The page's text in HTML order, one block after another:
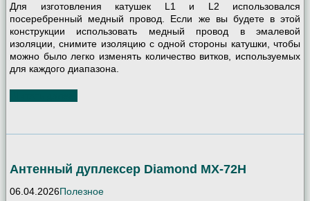
Для изготовления катушек L1 и L2 использовался
посеребренный медный провод. Если же вы будете в этой
конструкции использовать медный провод в эмалевой
изоляции, снимите изоляцию с одной стороны катушки, чтобы
можно было легко изменять количество витков, используемых
для каждого диапазона.
Антенный дуплексер Diamond MX-72H
06.04.2026Полезное